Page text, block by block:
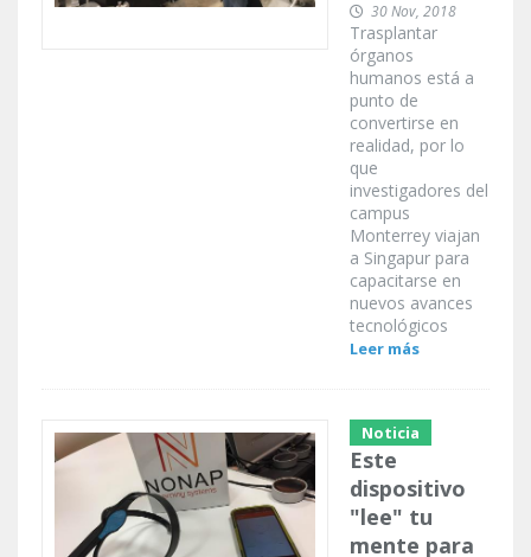
30 Nov, 2018
Trasplantar
órganos
humanos está a
punto de
convertirse en
realidad, por lo
que
investigadores del
campus
Monterrey viajan
a Singapur para
capacitarse en
nuevos avances
tecnológicos
Leer más
Noticia
Este
dispositivo
"lee" tu
mente para